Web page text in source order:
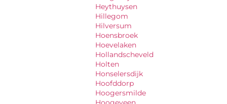
Heythuysen
Hillegom
Hilversum
Hoensbroek
Hoevelaken
Hollandscheveld
Holten
Honselersdijk
Hoofddorp
Hoogersmilde